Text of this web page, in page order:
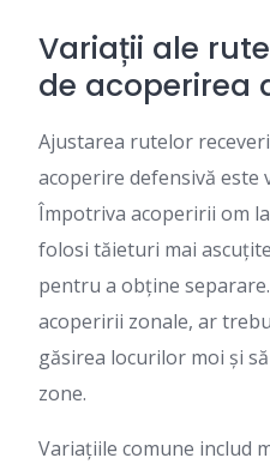
Variații ale
de acoperirea
Ajustarea rutelor
acoperire defensivă este
Împotriva acoperirii om
folosi tăieturi mai
pentru a obține
acoperirii zonale, ar
găsirea locurilor moi și
zone.
Variațiile comune includ